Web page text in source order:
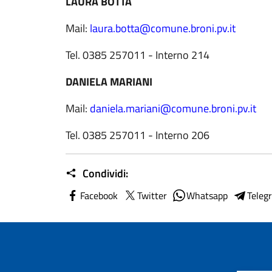
Mail: laura.botta@comune.broni.pv.it
Tel. 0385 257011 - Interno 214
DANIELA MARIANI
Mail: daniela.mariani@comune.broni.pv.it
Tel. 0385 257011 - Interno 206
Condividi:
Facebook Twitter Whatsapp